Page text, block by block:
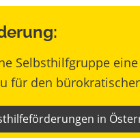
Selbsthilfgruppe
für den
in